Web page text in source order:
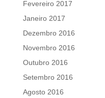
Fevereiro 2017
Janeiro 2017
Dezembro 2016
Novembro 2016
Outubro 2016
Setembro 2016
Agosto 2016